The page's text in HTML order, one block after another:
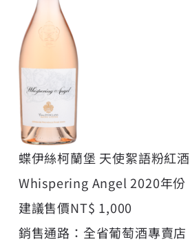
蝶伊絲柯蘭堡 天使絮語粉紅酒
Whispering Angel 2020年份
建議售價NT$ 1,000
銷售通路：全省葡萄酒專賣店